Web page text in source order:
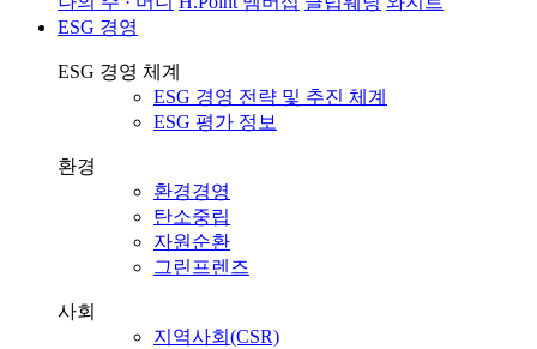
ESG 경영
ESG 경영 체계
ESG 경영 전략 및 추진 체계
ESG 평가 정보
환경
환경경영
탄소중립
자원순환
그린프렌즈
사회
지역사회(CSR)